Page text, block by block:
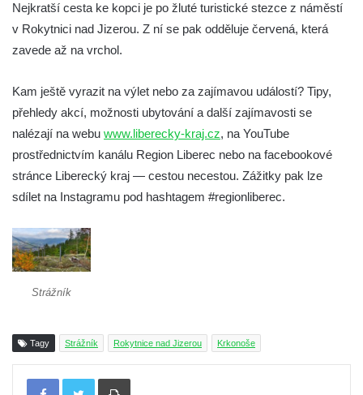
Nejkratší cesta ke kopci je po žluté turistické stezce z náměstí
v Rokytnici nad Jizerou. Z ní se pak odděluje červená, která
zavede až na vrchol.
Kam ještě vyrazit na výlet nebo za zajímavou událostí? Tipy,
přehledy akcí, možnosti ubytování a další zajímavosti se
nalézají na webu www.liberecky-kraj.cz, na YouTube
prostřednictvím kanálu Region Liberec nebo na facebookové
stránce Liberecký kraj — cestou necestou. Zážitky pak lze
sdílet na Instagramu pod hashtagem #regionliberec.
Strážník
Tagy Strážník Rokytnice nad Jizerou Krkonoše
Tisknout